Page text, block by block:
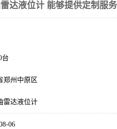
达液位计 能够提供定制服务
台
郑州中原区
雷达液位计
06